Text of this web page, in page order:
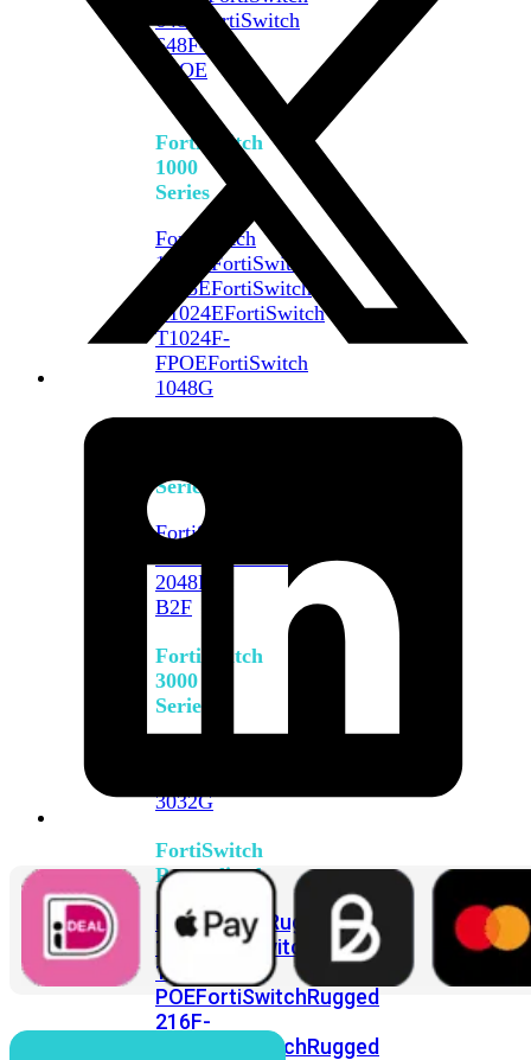
648F
FortiSwitch
648F-
FPOE
FortiSwitch
1000
Series
FortiSwitch
1024E FortiSwitch
1048EFortiSwitch
T1024EFortiSwitch
T1024F-
FPOEFortiSwitch
1048G
Series
FortiSwitch
2048F-
B2F
FortiSwitch
3000
Series
3032G
FortiSwitch
Ruggedized
FortiSwitchRugged
108F
FortiSwitchRugged
112F-
POEFortiSwitchRugged
216F-
FortiSwitchRugged